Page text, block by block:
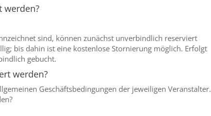
werden?
sind, können zunächst unverbindlich reserviert
bis dahin ist eine kostenlose Stornierung möglich. Erfolgt
gebucht.
werden?
Geschäftsbedingungen der jeweiligen Veranstalter.